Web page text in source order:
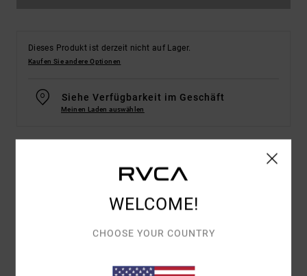
Dieses Produkt ist derzeit nicht auf Lager.
Kaufen Sie andere Optionen
Siehe Verfügbarkeit im Geschäft
Meinen Laden auswählen
Details & Funktionen
Frauen Braun Beanie mit Bündchen
WELCOME!
CHOOSE YOUR COUNTRY